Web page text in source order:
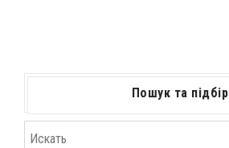
Пошук та підбір